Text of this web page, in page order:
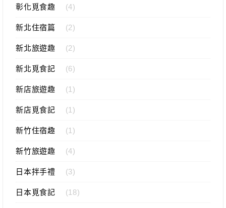
彰化覓食趣 (4)
新北住宿篇 (2)
新北旅遊趣 (2)
新北覓食記 (6)
新店旅遊趣 (1)
新店覓食記 (1)
新竹住宿趣 (1)
新竹旅遊趣 (4)
日本拌手禮 (3)
日本覓食記 (18)